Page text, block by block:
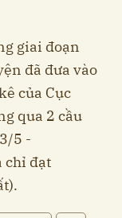
giai đoạn
đã đưa vào
của Cục
qua 2 cầu
5 -
chỉ đạt